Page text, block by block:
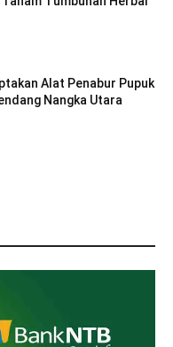
Alat Penabur Pupuk
Nangka Utara